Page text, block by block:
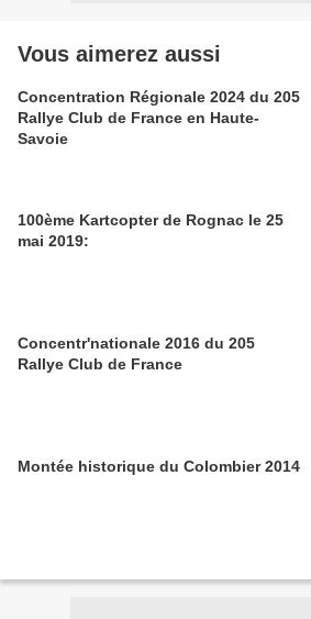
Vous aimerez aussi
Concentration Régionale 2024 du 205
Rallye Club de France en Haute-
Savoie
100ème Kartcopter de Rognac le 25
mai 2019:
Concentr'nationale 2016 du 205
Rallye Club de France
Montée historique du Colombier 2014